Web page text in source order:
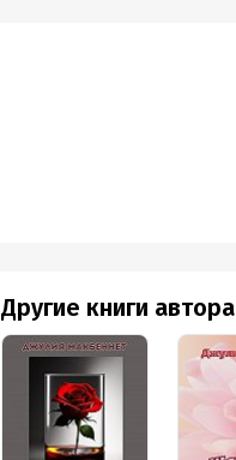
Другие книги автора